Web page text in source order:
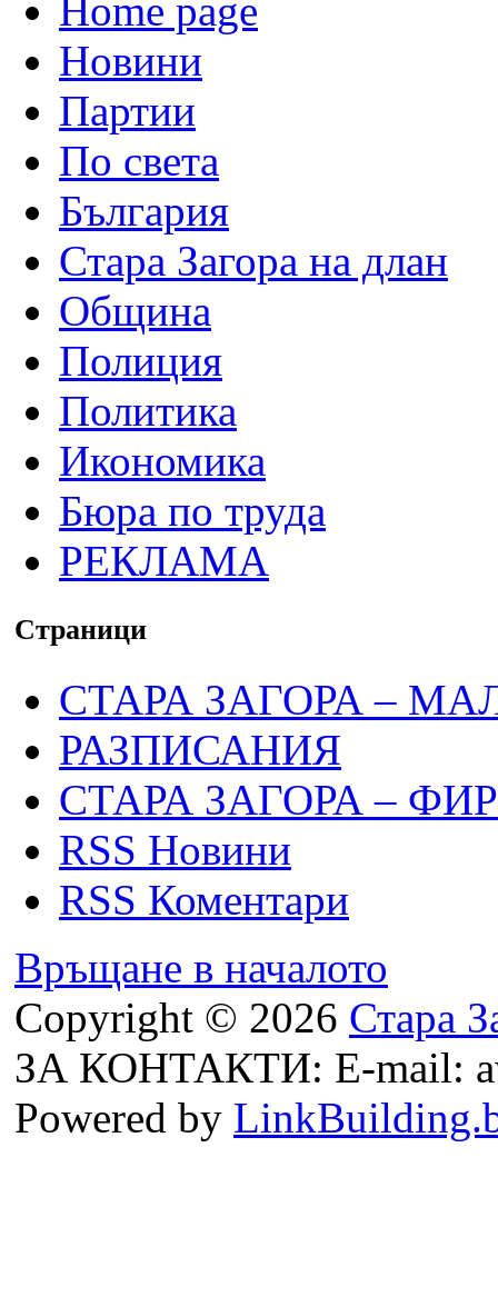
Home page
Новини
Партии
По света
България
Стара Загора на длан
Община
Полиция
Политика
Икономика
Бюра по труда
РЕКЛАМА
Страници
СТАРА ЗАГОРА –
РАЗПИСАНИЯ
СТАРА ЗАГОРА –
RSS Новини
RSS Коментари
Връщане в началото
Copyright © 2026 Стара
ЗА КОНТАКТИ: E-mail:
Powered by